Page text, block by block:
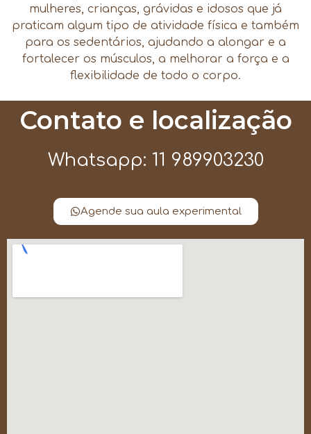
mulheres, crianças, grávidas e idosos que já
praticam algum tipo de atividade física e também
para os sedentários, ajudando a alongar e a
fortalecer os músculos, a melhorar a força e a
flexibilidade de todo o corpo.
Contato e localização
Whatsapp: 11 989903230
Agende sua aula experimental